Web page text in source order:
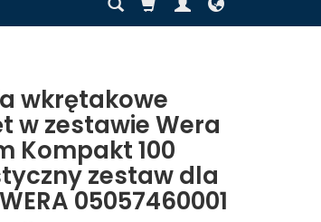
wkrętakowe
w zestawie Wera
Kompakt 100
zestaw dla
05057460001